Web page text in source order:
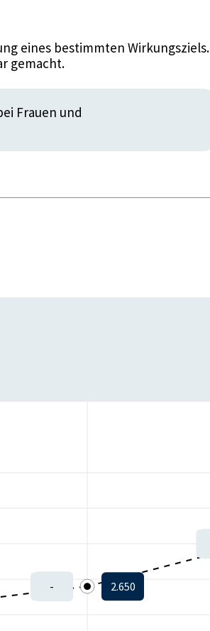
eines bestimmten Wirkungsziels.
gemacht.
Frauen und
- 2.650